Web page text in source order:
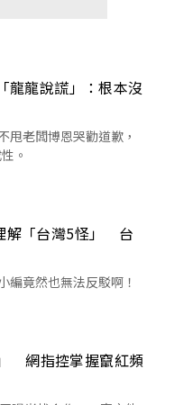
龍龍說謊」：根本沒
甩老闆博恩哭勸道歉，
。
解「台灣5怪」 台
編竟然也無法反駁啊！
網指控掌握竄紅頻